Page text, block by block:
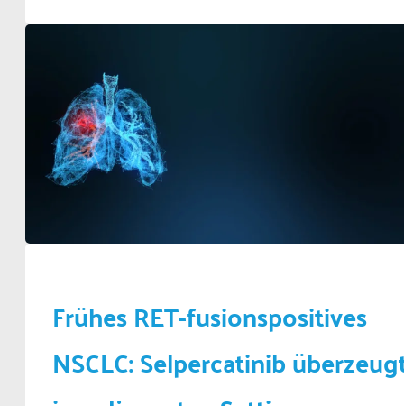
Frühes RET-fusionspositives
NSCLC: Selpercatinib